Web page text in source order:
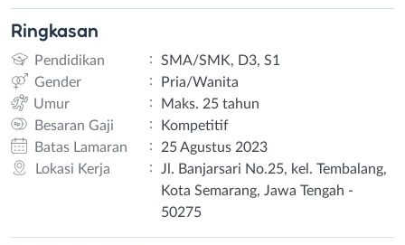
Ringkasan
Pendidikan :
SMA/SMK, D3, S1
Gender
:
Pria/Wanita
Umur
:
Maks. 25 tahun
Besaran Gaji
:
Kompetitif
Batas Lamaran
:
25 Agustus 2023
Lokasi Kerja
:
Jl. Banjarsari No.25, kel. Tembalang,
Kota Semarang, Jawa Tengah -
50275